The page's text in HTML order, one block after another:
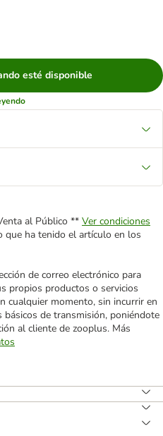
esté disponible
al Público ** Ver condiciones
que ha tenido el artículo en los
de correo electrónico para
propios productos o servicios
cualquier momento, sin incurrir en
de transmisión, poniéndote
al cliente de zooplus. Más